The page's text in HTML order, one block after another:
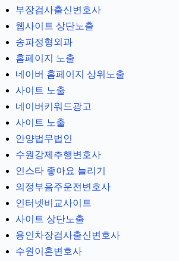
부장검사출신변호사
웹사이트 상단노출
송파정형외과
홈페이지 노출
네이버 홈페이지 상위노출
사이트 노출
네이버키워드광고
사이트 노출
안양법무법인
수원강제추행변호사
인스타 좋아요 늘리기
의정부음주운전변호사
인터넷비교사이트
사이트 상단노출
용인차장검사출신변호사
수원이혼변호사